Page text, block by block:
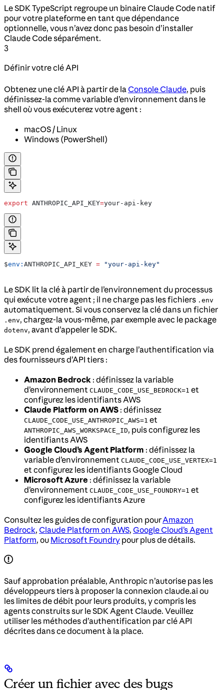
Le SDK TypeScript regroupe un binaire Claude Code natif
pour votre plateforme en tant que dépendance
optionnelle, vous n’avez donc pas besoin d’installer
Claude Code séparément.
3
Définir votre clé API
Obtenez une clé API à partir de la Console Claude, puis
définissez-la comme variable d’environnement dans le
shell où vous exécuterez votre agent :
macOS / Linux
Windows (PowerShell)
export ANTHROPIC_API_KEY=your-api-key
$env: ANTHROPIC_API_KEY = "your-api-key"
Le SDK lit la clé à partir de l’environnement du processus
qui exécute votre agent ; il ne charge pas les fichiers .env
automatiquement. Si vous conservez la clé dans un fichier
.env, chargez-la vous-même, par exemple avec le package
dotenv, avant d’appeler le SDK.
Le SDK prend également en charge l’authentification via
des fournisseurs d’API tiers :
Amazon Bedrock : définissez la variable
d’environnement CLAUDE_CODE_USE_BEDROCK=1 et
configurez les identifiants AWS
Claude Platform on AWS : définissez
CLAUDE_CODE_USE_ANTHROPIC_AWS=1 et
ANTHROPIC_AWS_WORKSPACE_ID, puis configurez les
identifiants AWS
Google Cloud’s Agent Platform : définissez la
variable d’environnement CLAUDE_CODE_USE_VERTEX=1
et configurez les identifiants Google Cloud
Microsoft Azure : définissez la variable
d’environnement CLAUDE_CODE_USE_FOUNDRY=1 et
configurez les identifiants Azure
Consultez les guides de configuration pourAmazon
Bedrock, Claude Platform on AWS, Google Cloud’s Agent
Platform, ou Microsoft Foundry pour plus de détails.
Sauf approbation préalable, Anthropic n’autorise pas les
développeurs tiers à proposer la connexion claude.ai ou
les limites de débit pour leurs produits, y compris les
agents construits sur le SDK Agent Claude. Veuillez
utiliser les méthodes d’authentification par clé API
décrites dans ce document à la place.
Créer un fichier avec des bugs